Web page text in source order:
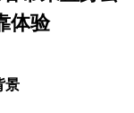
体验
景